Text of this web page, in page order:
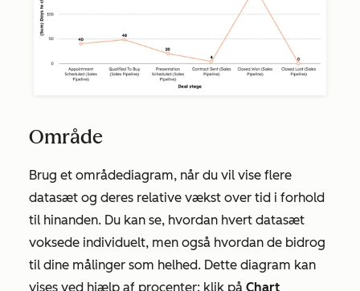
Område
Brug et områdediagram, når du vil vise flere
datasæt og deres relative vækst over tid i forhold
til hinanden. Du kan se, hvordan hvert datasæt
voksede individuelt, men også hvordan de bidrog
til dine målinger som helhed. Dette diagram kan
vises ved hjælp af procenter; klik på Chart